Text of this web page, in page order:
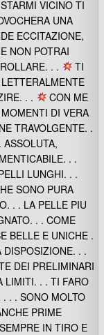
VICINO TI
UNA
ECCITAZIONE,
NON POTRAI
. .
TI
. .
CON ME
DI VERA
TRAVOLGENTE. .
. ASSOLUTA,
. .
LUNGHI. . .
SONO PURA
. . LA PELLE PIU
. . COME
BELLE E UNICHE .
DISPOSIZIONE. . .
DEI PRELIMINARI
LIMITI. . . TI FARO
. . SONO MOLTO
PRIME
IN TIRO E